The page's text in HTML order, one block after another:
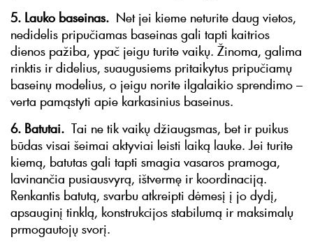
5. Lauko baseinas. Net jei kieme neturite daug vietos,
nedidelis pripučiamas baseinas gali tapti kaitrios
dienos pažiba, ypač jeigu turite vaikų. Žinoma, galima
rinktis ir didelius, suaugusiems pritaikytus pripučiamų
baseinų modelius, o jeigu norite ilgalaikio sprendimo –
verta pamąstyti apie karkasinius baseinus.
6. Batutai. Tai ne tik vaikų džiaugsmas, bet ir puikus
būdas visai šeimai aktyviai leisti laiką lauke. Jei turite
kiemą, batutas gali tapti smagia vasaros pramoga,
lavinančia pusiausvyrą, ištvermę ir koordinaciją.
Renkantis batutą, svarbu atkreipti dėmesį į jo dydį,
apsauginį tinklą, konstrukcijos stabilumą ir maksimalų
prmogautojų svorį.